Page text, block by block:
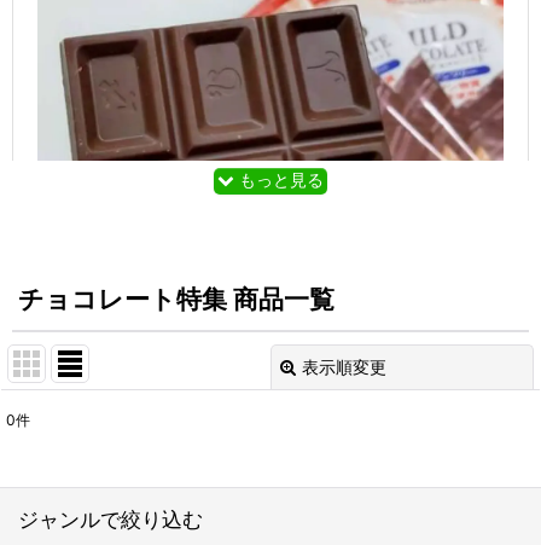
甘くて芳しい香りの、魅惑のスイーツ・チョコレー
乳・ナッツアレルギー対応のチョコレートです。
もっと見る
チョコレート特集 商品一覧
表示順変更
在庫あり
0件
ジャンルで絞り込む